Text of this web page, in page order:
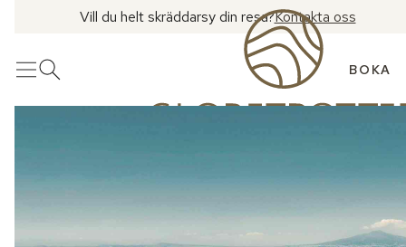
Vill du helt skräddarsy din resa?Kontakta oss
MenyÖppna sök BOKA